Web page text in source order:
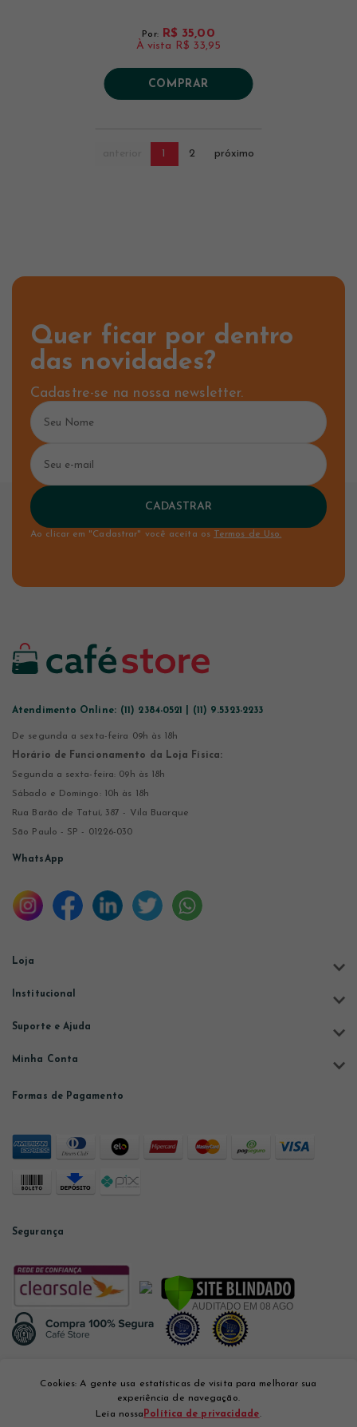
Por: R$ 35,00
À vista R$ 33,95
COMPRAR
1 2 próximo
Quer ficar por dentro
das novidades?
Cadastre-se na nossa newsletter.
CADASTRAR
Ao clicar em "Cadastrar" você aceita os Termos de Uso.
Atendimento Online: (11) 2384-0521 | (11) 9.5323-2233
De segunda a sexta-feira 09h às 18h
Horário de Funcionamento da Loja Física:
Segunda a sexta-feira: 09h às 18h
Sábado e Domingo: 10h às 18h
Rua Barão de Tatuí, 387 - Vila Buarque
São Paulo - SP - 01226-030
WhatsApp
Loja
Institucional
Suporte e Ajuda
Minha Conta
Formas de Pagamento
Segurança
Cookies: A gente usa estatísticas de visita para melhorar sua
experiência de navegação.
Leia nossa Política de privacidade.